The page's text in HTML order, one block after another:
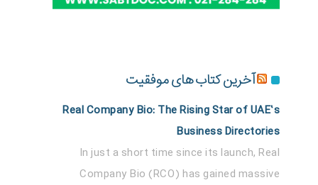
آخرین کتاب های موفقیت
Real Company Bio: The Rising Star of UAE’s
Business Directories
In just a short time since its launch, Real
Company Bio (RCO) has gained massive